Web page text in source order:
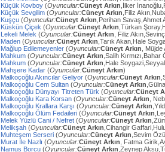
Küçük Kovboy (Oyuncular:Cüneyt Arkın ,İlker
Küçük Sevgilim (Oyuncular:Cüneyt Arkın ,Filiz
Kuşçu (Oyuncular:Cüneyt Arkın ,Perihan
Küskün Çiçek (Oyuncular:Cüneyt Arkın ,Türkan
Lekeli Melek (Oyuncular:Cüneyt Arkın , Filiz
Maden (Oyuncular:Cüneyt Arkın ,Tarık Akan,Hale
Mağlup Edilemeyenler (Oyuncular:Cüneyt Arkın ,
Mahkum (Oyuncular:Cüneyt Arkın ,Salih
Mahkum (Oyuncular:Cüneyt Arkın ,Hale
Mahşere Kadar (Oyuncular:Cüneyt Arkın)
Malkoçoğlu Akıncılar Geliyor (Oyuncular:Cüneyt Arkın
Malkoçoğlu Cem Sultan (Oyuncular:Cüneyt Arkın
Malkoçoğlu Dünyayı Titreten Türk (Oyuncular:Cüneyt
Malkoçoğlu Kara Korsan (Oyuncular:Cüneyt Arkın ,
Malkoçoğlu Krallara Karşı (Oyuncular:Cüneyt Arkın
Malkoçoğlu Ölüm Fedaileri (Oyuncular:Cüneyt Arkın
Melek Yüzlü Cani / Nefret (Oyuncular:Cüneyt Arkın
Melikşah (Oyuncular:Cüneyt Arkın ,Cihangir
Muhteşem Serseri (Oyuncular:Cüneyt Arkın ,Sevim
Murat İle Nazlı (Oyuncular:Cüneyt Arkın , Fatma
Namus Borcu (Oyuncular:Cüneyt Arkın ,Zeynep